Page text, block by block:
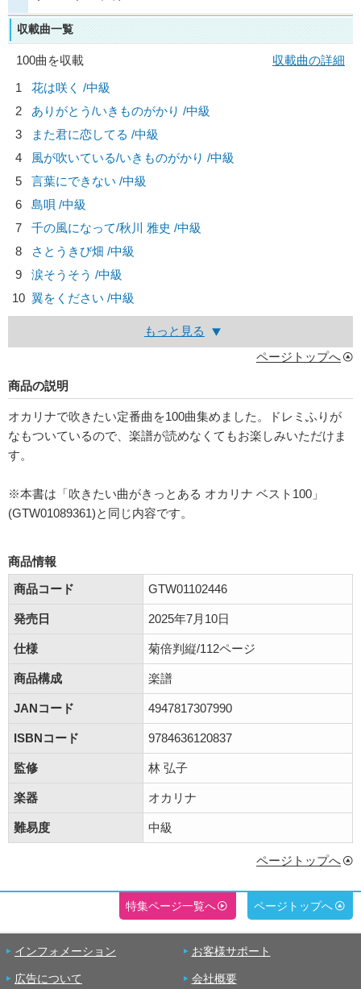
収載曲一覧
100曲を収載
収載曲の詳細
1
花は咲く /中級
2
ありがとう/いきものがかり /中級
3
また君に恋してる /中級
4
風が吹いている/いきものがかり /中級
5
言葉にできない /中級
6
島唄 /中級
7
千の風になって/秋川 雅史 /中級
8
さとうきび畑 /中級
9
涙そうそう /中級
10 翼をください /中級
もっと見る
ページトップへ
商品の説明
オカリナで吹きたい定番曲を100曲集めました。ドレミふりが
なもついているので、楽譜が読めなくてもお楽しみいただけま
す。
※本書は「吹きたい曲がきっとある オカリナ ベスト100」
(GTW01089361)と同じ内容です。
商品情報
商品コード
GTW01102446
発売日 2025年7月10日
仕様 菊倍判縦/112ページ
商品構成 楽譜
JANコード 4947817307990
ISBNコード 9784636120837
監修 林 弘子
楽器 オカリナ
難易度 中級
ページトップへ
特集ページ一覧へ ページトップへ
インフォメーション お客様サポート
広告について 会社概要